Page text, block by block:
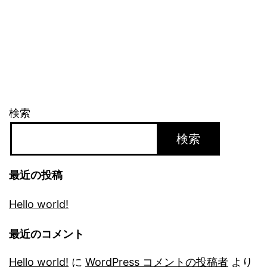
検索
検索
最近の投稿
Hello world!
最近のコメント
Hello world! に WordPress コメントの投稿者 より